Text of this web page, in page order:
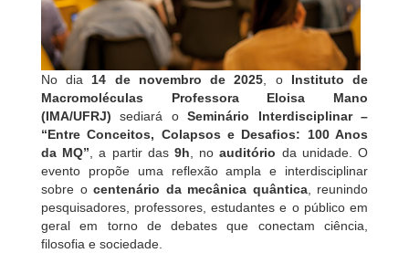
No dia 14 de novembro de 2025 , o Instituto de
Macromoléculas Professora Eloisa Mano
(IMA/UFRJ) sediará oSeminário Interdisciplinar –
“Entre Conceitos, Colapsos e Desafios: 100 Anos
da MQ” , a partir das9h , no auditório da unidade. O
evento propõe uma reflexão ampla e interdisciplinar
sobre o centenário da mecânica quântica, reunindo
pesquisadores, professores, estudantes e o público em
geral em torno de debates que conectam ciência,
filosofia e sociedade.